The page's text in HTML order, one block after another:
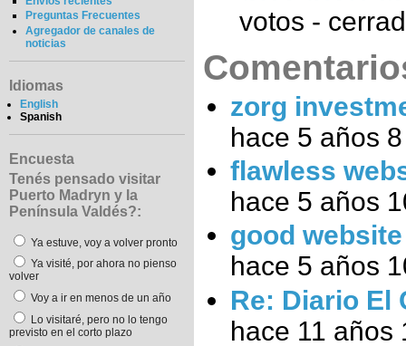
Preguntas Frecuentes
Agregador de canales de
noticias
Idiomas
English
Spanish
Encuesta
Tenés pensado visitar
Puerto Madryn y la
Península Valdés?:
Ya estuve, voy a volver pronto
Ya visité, por ahora no pienso
volver
Voy a ir en menos de un año
Lo visitaré, pero no lo tengo
previsto en el corto plazo
votos -
zorg
hace 5 años
flawless
hace 5 años
good website
hace 5 años
Re: Diario El
hace 11 años